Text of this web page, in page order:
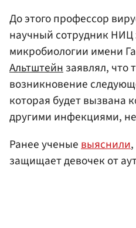
До этого профессор
научный сотрудник
микробиологии имени
Альтштейнзаявлял, что
возникновение
которая будет вызвана
другими инфекциями,
Ранее ученыевыяснили
защищает девочек от